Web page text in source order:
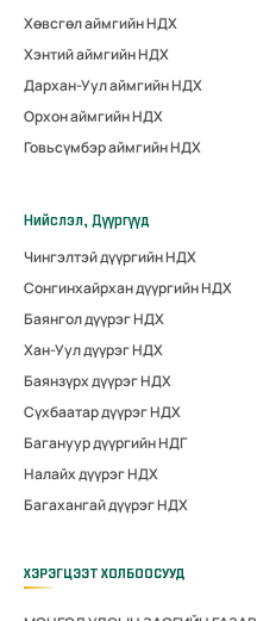
Хөвсгөл аймгийн НДХ
Хэнтий аймгийн НДХ
Дархан-Уул аймгийн НДХ
Орхон аймгийн НДХ
Говьсүмбэр аймгийн НДХ
Нийслэл, Дүүргүүд
Чингэлтэй дүүргийн НДХ
Сонгинхайрхан дүүргийн НДХ
Баянгол дүүрэг НДХ
Хан-Уул дүүрэг НДХ
Баянзүрх дүүрэг НДХ
Сүхбаатар дүүрэг НДХ
Багануур дүүргийн НДГ
Налайх дүүрэг НДХ
Багахангай дүүрэг НДХ
ХЭРЭГЦЭЭТ ХОЛБООСУУД